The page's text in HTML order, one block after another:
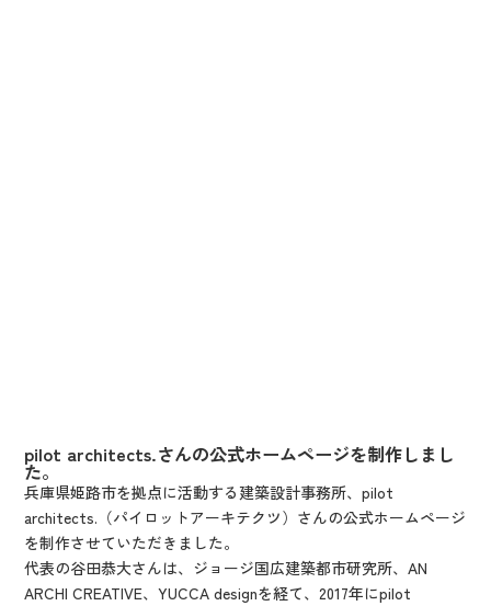
pilot architects.さんの公式ホームページを制作しまし
た。
兵庫県姫路市を拠点に活動する建築設計事務所、pilot
architects.（パイロットアーキテクツ）さんの公式ホームページ
を制作させていただきました。
代表の谷田恭大さんは、ジョージ国広建築都市研究所、AN
ARCHI CREATIVE、YUCCA designを経て、2017年にpilot